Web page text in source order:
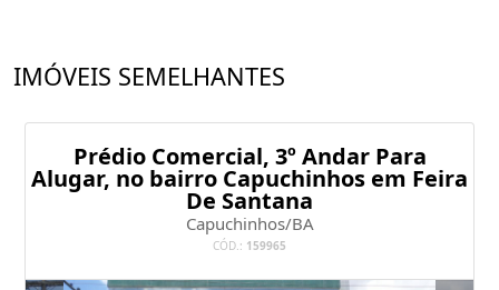
IMÓVEIS SEMELHANTES
Prédio Comercial, 3º Andar Para
Alugar, no bairro Capuchinhos em Feira
De Santana
Capuchinhos/BA
CÓD.: 159965